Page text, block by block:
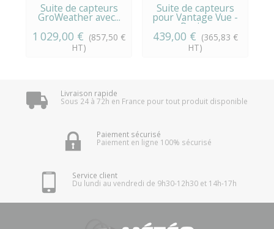
Suite de capteurs
GroWeather avec...
1 029,00 € (857,50 €
HT)
Suite de capteurs
pour Vantage Vue -
Davis...
439,00 € (365,83 €
HT)
Livraison rapide
Sous 24 à 72h en France pour tout produit disponible
Paiement sécurisé
Paiement en ligne 100% sécurisé
Service client
Du lundi au vendredi de 9h30-12h30 et 14h-17h